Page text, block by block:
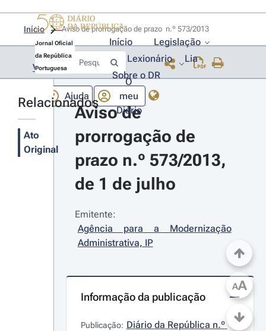
Jornal Oficial
da República
Portuguesa
Início
Legislação
Lexionário
Lia
Sobre o DR
Ajuda
O
meu
Diário
Início
Voltar
Relacionados
Ato
Original
Aviso de
prorrogação de
prazo n.º 573/2013,
de 1 de julho
Emitente:
Agência para a Modernização
Administrativa, IP
Informação da publicação
Publicação: Diário da República n.º
AA